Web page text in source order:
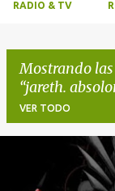
RADIO & TV
Mostrando
jareth.
VER TODO